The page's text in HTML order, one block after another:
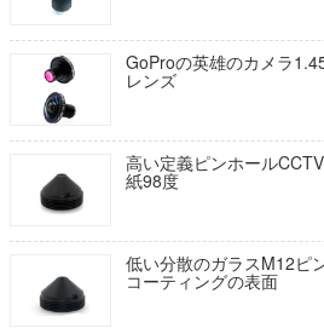
GoProの英雄のカメラ
レンズ
高い定義ピンホール
紙98度
低い分散のガラスM12ピ
コーティングの表面